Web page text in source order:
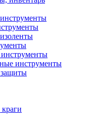
инструменты